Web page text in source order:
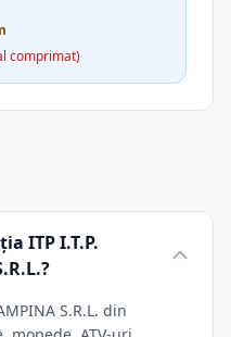
comprimat)
ITP I.T.P.
S.R.L. din